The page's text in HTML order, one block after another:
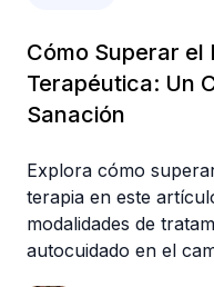
Cómo Superar el
Terapéutica: Un
Sanación
Explora cómo
terapia en este
modalidades de
autocuidado en el